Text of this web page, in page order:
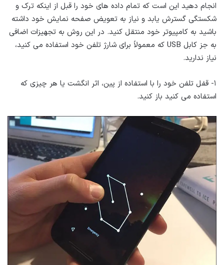
انجام دهید این است که تمام داده های خود را قبل از اینکه ترک و
شکستگی گسترش یابد و نیاز به تعویض صفحه نمایش خود داشته
باشید به کامپیوتر خود منتقل کنید. در این روش به تجهیزات اضافی
به جز کابل USB که معمولاً برای شارژ تلفن خود استفاده می کنید،
نیاز ندارید.
۱- قفل تلفن خود را با استفاده از پین، اثر انگشت یا هر چیزی که
استفاده می کنید باز کنید.